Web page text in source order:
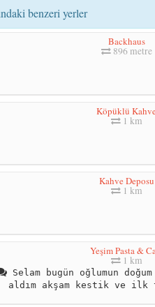
benzeri yerler
Backhaus
896 metre
Köpüklü
1 km
Kahve Deposu
1 km
Yeşim Pasta &
1 km
Selam bugün oğlumun
aldım akşam kestik ve ilk